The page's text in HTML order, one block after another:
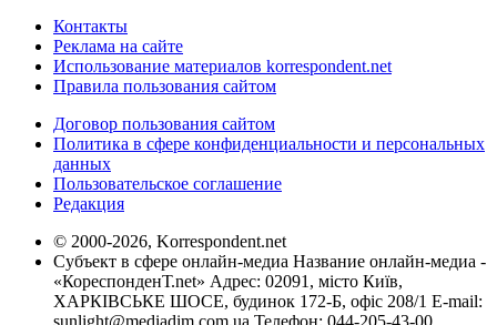
Контакты
Реклама на сайте
Использование материалов korrespondent.net
Правила пользования сайтом
Договор пользования сайтом
Политика в сфере конфиденциальности и персональных
данных
Пользовательское соглашение
Редакция
© 2000-2026, Korrespondent.net
Субъект в сфере онлайн-медиа Название онлайн-медиа -
«КореспонденТ.net» Адрес: 02091, місто Київ,
ХАРКІВСЬКЕ ШОСЕ, будинок 172-Б, офіс 208/1 E-mail: